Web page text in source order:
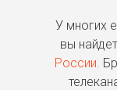
У многих
вы
России.